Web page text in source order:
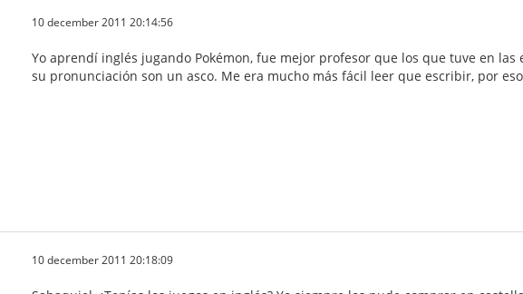
10 december 2011 20:14:56
Yo aprendí inglés jugando Pokémon, fue mejor profesor que los que tuve en
su pronunciación son un asco. Me era mucho más fácil leer que escribir, por
10 december 2011 20:18:09